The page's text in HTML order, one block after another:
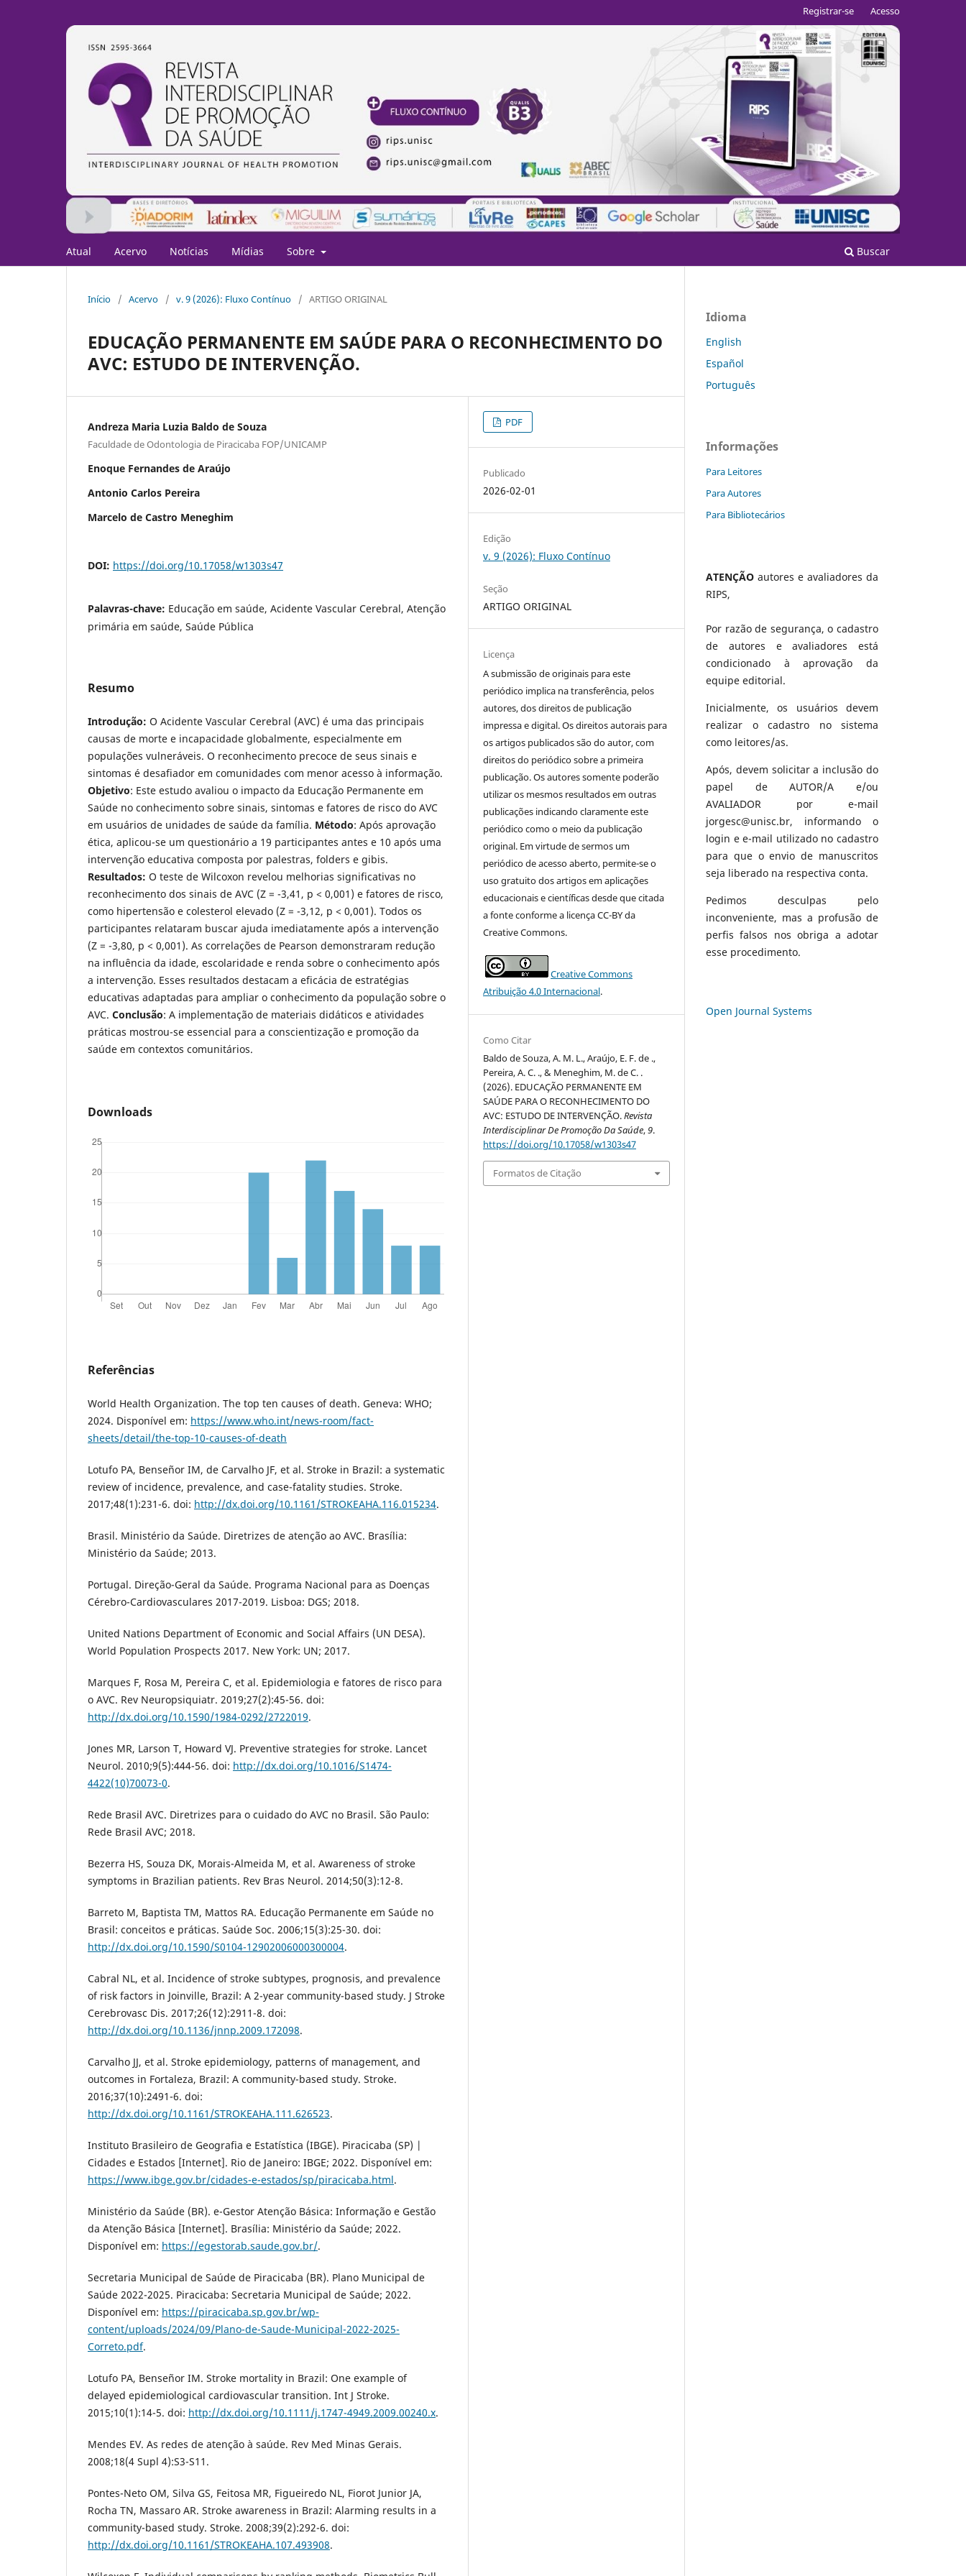
Atual Acervo Notícias Mídias Sobre Buscar
Registrar-se Acesso
Início / Acervo / v. 9 (2026): Fluxo Contínuo / ARTIGO ORIGINAL
EDUCAÇÃO PERMANENTE EM SAÚDE PARA O RECONHECIMENTO DO
AVC: ESTUDO DE INTERVENÇÃO.
Andreza Maria Luzia Baldo de Souza
Faculdade de Odontologia de Piracicaba FOP/UNICAMP
Enoque Fernandes de Araújo
Antonio Carlos Pereira
Marcelo de Castro Meneghim
DOI: https://doi.org/10.17058/w1303s47
Palavras-chave: Educação em saúde, Acidente Vascular Cerebral, Atenção
primária em saúde, Saúde Pública
Resumo
Introdução: O Acidente Vascular Cerebral (AVC) é uma das principais
causas de morte e incapacidade globalmente, especialmente em
populações vulneráveis. O reconhecimento precoce de seus sinais e
sintomas é desafiador em comunidades com menor acesso à informação.
Objetivo: Este estudo avaliou o impacto da Educação Permanente em
Saúde no conhecimento sobre sinais, sintomas e fatores de risco do AVC
em usuários de unidades de saúde da família. Método: Após aprovação
ética, aplicou-se um questionário a 19 participantes antes e 10 após uma
intervenção educativa composta por palestras, folders e gibis.
Resultados: O teste de Wilcoxon revelou melhorias significativas no
reconhecimento dos sinais de AVC (Z = -3,41, p < 0,001) e fatores de risco,
como hipertensão e colesterol elevado (Z = -3,12, p < 0,001). Todos os
participantes relataram buscar ajuda imediatamente após a intervenção
(Z = -3,80, p < 0,001). As correlações de Pearson demonstraram redução
na influência da idade, escolaridade e renda sobre o conhecimento após
a intervenção. Esses resultados destacam a eficácia de estratégias
educativas adaptadas para ampliar o conhecimento da população sobre o
AVC. Conclusão: A implementação de materiais didáticos e atividades
práticas mostrou-se essencial para a conscientização e promoção da
saúde em contextos comunitários.
Downloads
Referências
World Health Organization. The top ten causes of death. Geneva: WHO;
2024. Disponível em: https://www.who.int/news-room/fact-
sheets/detail/the-top-10-causes-of-death
Lotufo PA, Benseñor IM, de Carvalho JF, et al. Stroke in Brazil: a systematic
review of incidence, prevalence, and case-fatality studies. Stroke.
2017;48(1):231-6. doi: http://dx.doi.org/10.1161/STROKEAHA.116.015234.
Brasil. Ministério da Saúde. Diretrizes de atenção ao AVC. Brasília:
Ministério da Saúde; 2013.
Portugal. Direção-Geral da Saúde. Programa Nacional para as Doenças
Cérebro-Cardiovasculares 2017-2019. Lisboa: DGS; 2018.
United Nations Department of Economic and Social Affairs (UN DESA).
World Population Prospects 2017. New York: UN; 2017.
Marques F, Rosa M, Pereira C, et al. Epidemiologia e fatores de risco para
o AVC. Rev Neuropsiquiatr. 2019;27(2):45-56. doi:
http://dx.doi.org/10.1590/1984-0292/2722019.
Jones MR, Larson T, Howard VJ. Preventive strategies for stroke. Lancet
Neurol. 2010;9(5):444-56. doi: http://dx.doi.org/10.1016/S1474-
4422(10)70073-0.
Rede Brasil AVC. Diretrizes para o cuidado do AVC no Brasil. São Paulo:
Rede Brasil AVC; 2018.
Bezerra HS, Souza DK, Morais-Almeida M, et al. Awareness of stroke
symptoms in Brazilian patients. Rev Bras Neurol. 2014;50(3):12-8.
Barreto M, Baptista TM, Mattos RA. Educação Permanente em Saúde no
Brasil: conceitos e práticas. Saúde Soc. 2006;15(3):25-30. doi:
http://dx.doi.org/10.1590/S0104-12902006000300004.
Cabral NL, et al. Incidence of stroke subtypes, prognosis, and prevalence
of risk factors in Joinville, Brazil: A 2-year community-based study. J Stroke
Cerebrovasc Dis. 2017;26(12):2911-8. doi:
http://dx.doi.org/10.1136/jnnp.2009.172098.
Carvalho JJ, et al. Stroke epidemiology, patterns of management, and
outcomes in Fortaleza, Brazil: A community-based study. Stroke.
2016;37(10):2491-6. doi:
http://dx.doi.org/10.1161/STROKEAHA.111.626523.
Instituto Brasileiro de Geografia e Estatística (IBGE). Piracicaba (SP) |
Cidades e Estados [Internet]. Rio de Janeiro: IBGE; 2022. Disponível em:
https://www.ibge.gov.br/cidades-e-estados/sp/piracicaba.html.
Ministério da Saúde (BR). e-Gestor Atenção Básica: Informação e Gestão
da Atenção Básica [Internet]. Brasília: Ministério da Saúde; 2022.
Disponível em: https://egestorab.saude.gov.br/.
Secretaria Municipal de Saúde de Piracicaba (BR). Plano Municipal de
Saúde 2022-2025. Piracicaba: Secretaria Municipal de Saúde; 2022.
Disponível em: https://piracicaba.sp.gov.br/wp-
content/uploads/2024/09/Plano-de-Saude-Municipal-2022-2025-
Correto.pdf.
Lotufo PA, Benseñor IM. Stroke mortality in Brazil: One example of
delayed epidemiological cardiovascular transition. Int J Stroke.
2015;10(1):14-5. doi: http://dx.doi.org/10.1111/j.1747-4949.2009.00240.x.
Mendes EV. As redes de atenção à saúde. Rev Med Minas Gerais.
2008;18(4 Supl 4):S3-S11.
Pontes-Neto OM, Silva GS, Feitosa MR, Figueiredo NL, Fiorot Junior JA,
Rocha TN, Massaro AR. Stroke awareness in Brazil: Alarming results in a
community-based study. Stroke. 2008;39(2):292-6. doi:
http://dx.doi.org/10.1161/STROKEAHA.107.493908.
PDF
Publicado
2026-02-01
Edição
v. 9 (2026): Fluxo Contínuo
Seção
ARTIGO ORIGINAL
Licença
A submissão de originais para este
periódico implica na transferência, pelos
autores, dos direitos de publicação
impressa e digital. Os direitos autorais para
os artigos publicados são do autor, com
direitos do periódico sobre a primeira
publicação. Os autores somente poderão
utilizar os mesmos resultados em outras
publicações indicando claramente este
periódico como o meio da publicação
original. Em virtude de sermos um
periódico de acesso aberto, permite-se o
uso gratuito dos artigos em aplicações
educacionais e científicas desde que citada
a fonte conforme a licença CC-BY da
Creative Commons.
Creative Commons
Atribuição 4.0 Internacional.
Como Citar
Baldo de Souza, A. M. L., Araújo, E. F. de .,
Pereira, A. C. ., & Meneghim, M. de C. .
(2026). EDUCAÇÃO PERMANENTE EM
SAÚDE PARA O RECONHECIMENTO DO
AVC: ESTUDO DE INTERVENÇÃO.Revista
Interdisciplinar De Promoção Da Saúde,9.
https://doi.org/10.17058/w1303s47
Formatos de Citação
Idioma
English
Español
Português
Informações
Para Leitores
Para Autores
Para Bibliotecários
ATENÇÃO autores e avaliadores da
RIPS,
Por razão de segurança, o cadastro
de autores e avaliadores está
condicionado à aprovação da
equipe editorial.
Inicialmente, os usuários devem
realizar o cadastro no sistema
como leitores/as.
Após, devem solicitar a inclusão do
papel de AUTOR/A e/ou
AVALIADOR por e-mail
jorgesc@unisc.br, informando o
login e e-mail utilizado no cadastro
para que o envio de manuscritos
seja liberado na respectiva conta.
Pedimos desculpas pelo
inconveniente, mas a profusão de
perfis falsos nos obriga a adotar
esse procedimento.
Open Journal Systems